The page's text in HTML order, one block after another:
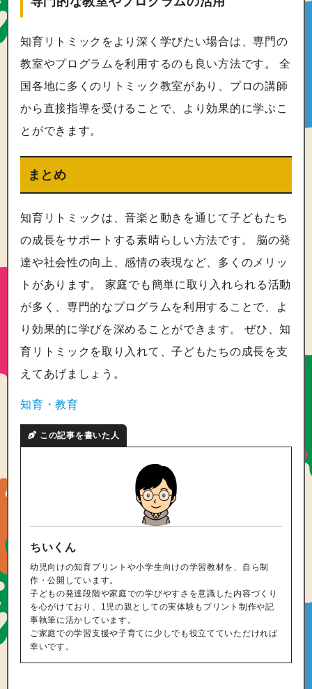
知育リトミックをより深く学びたい場合は、専門の
教室やプログラムを利用するのも良い方法です。 全
国各地に多くのリトミック教室があり、プロの講師
から直接指導を受けることで、より効果的に学ぶこ
とができます。
まとめ
知育リトミックは、音楽と動きを通じて子どもたち
の成長をサポートする素晴らしい方法です。 脳の発
達や社会性の向上、感情の表現など、多くのメリッ
トがあります。 家庭でも簡単に取り入れられる活動
が多く、専門的なプログラムを利用することで、よ
り効果的に学びを深めることができます。 ぜひ、知
育リトミックを取り入れて、子どもたちの成長を支
えてあげましょう。
知育・教育
この記事を書いた人
ちいくん
幼児向けの知育プリントや小学生向けの学習教材を、自ら制
作・公開しています。
子どもの発達段階や家庭での学びやすさを意識した内容づくり
を心がけており、1児の親としての実体験もプリント制作や記
事執筆に活かしています。
ご家庭での学習支援や子育てに少しでも役立てていただければ
幸いです。